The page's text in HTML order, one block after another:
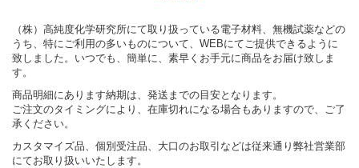
（株）高純度化学研究所にて取り扱っている電子材料、無機試薬などの
うち、特にご利用の多いものについて、WEBにてご提供できるように
致しました。いつでも、簡単に、素早くお手元に商品をお届け致しま
す。
商品明細にあります納期は、発送までの目安となります。
ご注文のタイミングにより、在庫切れになる場合もありますので、ご了
承ください。
カスタマイズ品、個別受注品、大口のお取引などは従来通り弊社営業部
にてお取り扱いいたします。